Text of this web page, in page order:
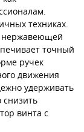
техниках.
нержавеющей
точный
ручек
движения
удерживать
винта с